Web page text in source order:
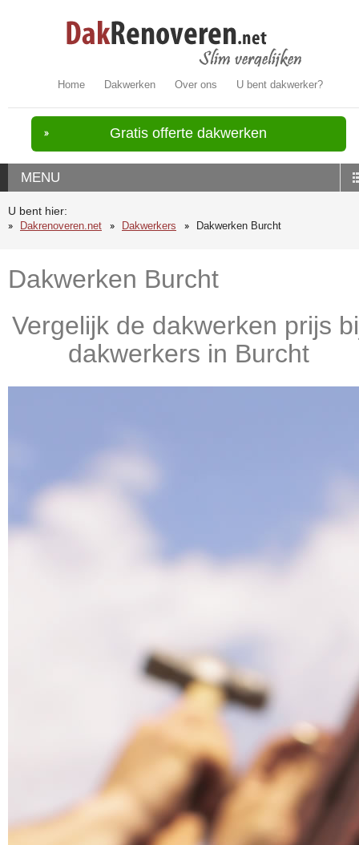
Home Dakwerken Over ons U bent dakwerker?
Gratis offerte dakwerken
MENU
U bent hier:
Dakrenoveren.net
Dakwerkers Dakwerken Burcht
Dakwerken Burcht
Vergelijk de dakwerken prijs
dakwerkers in Burcht